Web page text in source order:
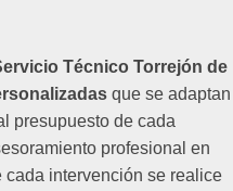
Técnico Torrejón de
que se adaptan
presupuesto de cada
profesional en
intervención se realice